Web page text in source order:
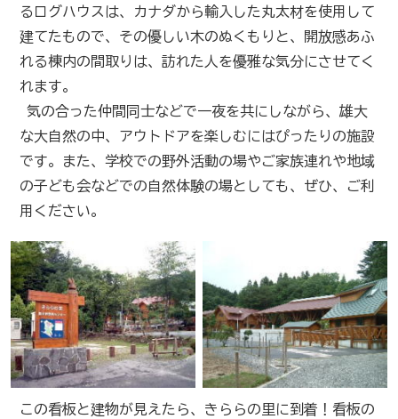
るログハウスは、カナダから輸入した丸太材を使用して
建てたもので、その優しい木のぬくもりと、開放感あふ
れる棟内の間取りは、訪れた人を優雅な気分にさせてく
れます。
気の合った仲間同士などで一夜を共にしながら、雄大
な大自然の中、アウトドアを楽しむにはぴったりの施設
です。また、学校での野外活動の場やご家族連れや地域
の子ども会などでの自然体験の場としても、ぜひ、ご利
用ください。
この看板と建物が見えたら、きららの里に到着！看板の